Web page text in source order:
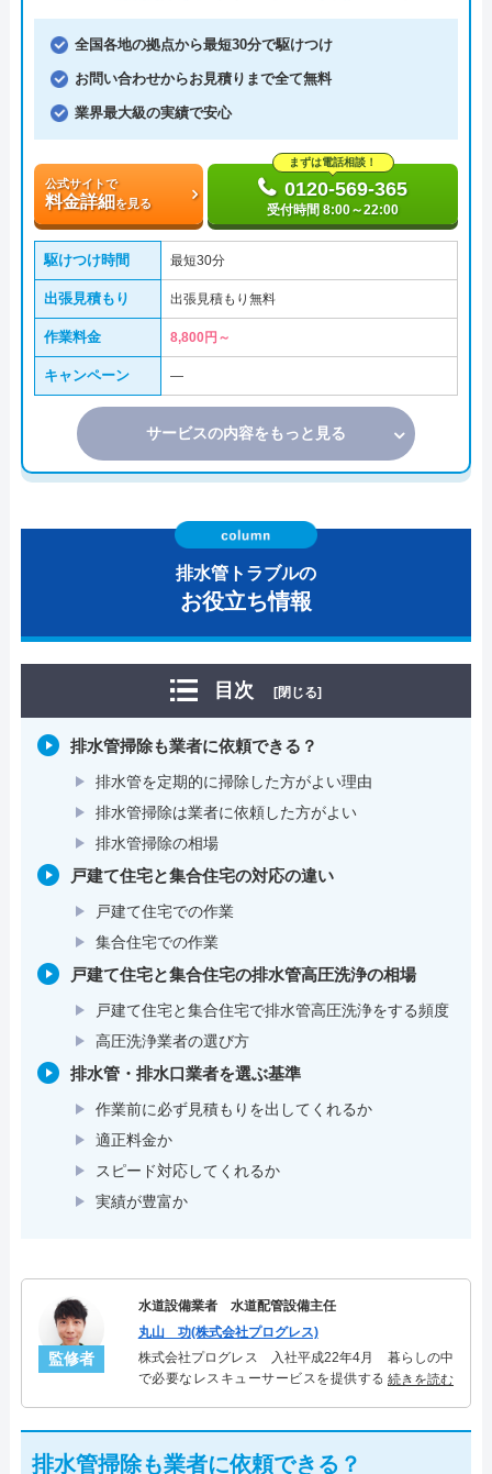
全国各地の拠点から最短30分で駆けつけ
お問い合わせからお見積りまで全て無料
業界最大級の実績で安心
公式サイトで
料金詳細を見る
まずは電話相談！
0120-569-365
受付時間 8:00～22:00
駆けつけ時間 最短30分
出張見積もり 出張見積もり無料
作業料金 8,800円～
キャンペーン ―
サービスの内容をもっと見る
排水管トラブルの
お役立ち情報
目次 [閉じる]
排水管掃除も業者に依頼できる？
排水管を定期的に掃除した方がよい理由
排水管掃除は業者に依頼した方がよい
排水管掃除の相場
戸建て住宅と集合住宅の対応の違い
戸建て住宅での作業
集合住宅での作業
戸建て住宅と集合住宅の排水管高圧洗浄の相場
戸建て住宅と集合住宅で排水管高圧洗浄をする頻度
高圧洗浄業者の選び方
排水管・排水口業者を選ぶ基準
作業前に必ず見積もりを出してくれるか
適正料金か
スピード対応してくれるか
実績が豊富か
監修者
水道設備業者 水道配管設備主任
丸山 功(株式会社プログレス)
株式会社プログレス 入社平成22年4月 暮らしの中
で必要なレスキューサービスを提供する株式会社プ
シャリスト。
続きを読む
排水管掃除も業者に依頼できる？